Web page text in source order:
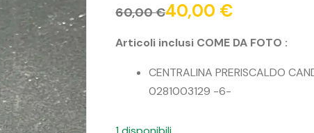
60,00€40,00 €
Articoli inclusi COME DA FOTO :
CENTRALINA PRERISCALDO
0281003129 -6-